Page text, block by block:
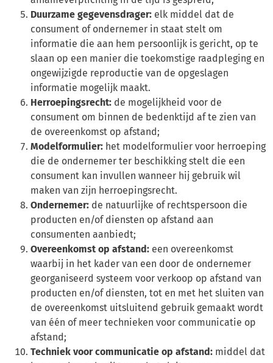
Duurzame gegevensdrager: elk middel dat de
consument of ondernemer in staat stelt om
informatie die aan hem persoonlijk is gericht, op te
slaan op een manier die toekomstige raadpleging en
ongewijzigde reproductie van de opgeslagen
informatie mogelijk maakt.
Herroepingsrecht: de mogelijkheid voor de
consument om binnen de bedenktijd af te zien van
de overeenkomst op afstand;
Modelformulier: het modelformulier voor herroeping
die de ondernemer ter beschikking stelt die een
consument kan invullen wanneer hij gebruik wil
maken van zijn herroepingsrecht.
Ondernemer: de natuurlijke of rechtspersoon die
producten en/of diensten op afstand aan
consumenten aanbiedt;
Overeenkomst op afstand: een overeenkomst
waarbij in het kader van een door de ondernemer
georganiseerd systeem voor verkoop op afstand van
producten en/of diensten, tot en met het sluiten van
de overeenkomst uitsluitend gebruik gemaakt wordt
van één of meer technieken voor communicatie op
afstand;
Techniek voor communicatie op afstand: middel dat